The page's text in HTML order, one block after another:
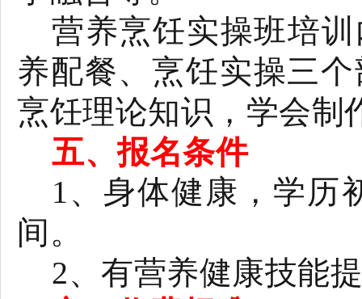
营养烹饪实操班培
养配餐、烹饪实操三
烹饪理论知识，学会制
五、报名条件
1、身体健康，学历
间。
2、有营养健康技能